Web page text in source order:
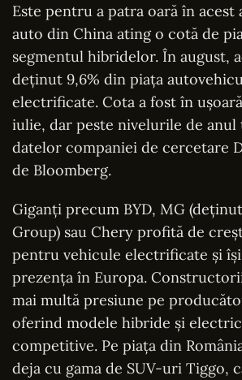
Este pentru a patra oară în acest
auto din China ating o cotă de
segmentul hibridelor. În august,
deținut 9,6% din piața
electrificate. Cota a fost în
iulie, dar peste nivelurile de
datelor companiei de cercetare
de Bloomberg.
Giganți precum BYD, MG
Group) sau Chery profită de
pentru vehicule electrificate și
prezența în Europa.
mai multă presiune pe
oferind modele hibride și
competitive. Pe piața din
deja cu gama de SUV-uri Tiggo,